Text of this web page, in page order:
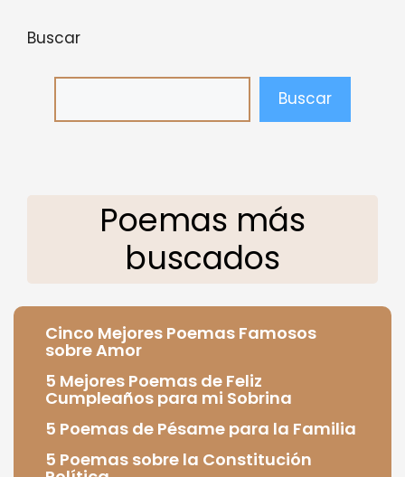
Buscar
Buscar
Poemas más
buscados
Cinco Mejores Poemas Famosos
sobre Amor
5 Mejores Poemas de Feliz
Cumpleaños para mi Sobrina
5 Poemas de Pésame para la Familia
5 Poemas sobre la Constitución